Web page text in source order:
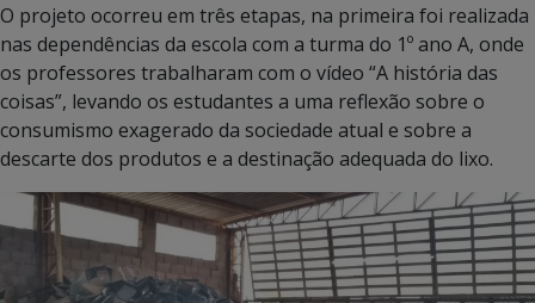
O projeto ocorreu em três etapas, na primeira foi realizada
nas dependências da escola com a turma do 1º ano A, onde
os professores trabalharam com o vídeo “A história das
coisas”, levando os estudantes a uma reflexão sobre o
consumismo exagerado da sociedade atual e sobre a
descarte dos produtos e a destinação adequada do lixo.